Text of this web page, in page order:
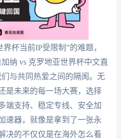
杯当前IP受限制”的难题，
纳 vs 克罗地亚世界杯中文直
与共同热爱之间的隔阂。无
是未来的每一场大赛，选择
端支持、稳定专线、安全加
速器，就像是拿到了一张永
决的不仅仅是在海外怎么看